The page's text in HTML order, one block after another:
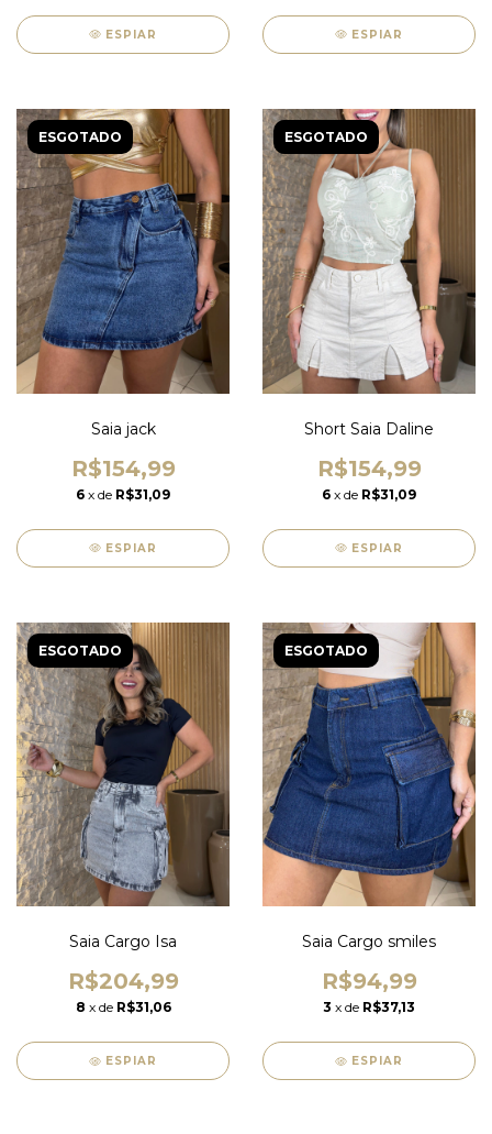
ESPIAR ESPIAR
ESGOTADO
Saia jack
R$154,99
6 x de R$31,09
ESPIAR
ESGOTADO
Short Saia Daline
R$154,99
6 x de R$31,09
ESPIAR
ESGOTADO
Saia Cargo Isa
R$204,99
8 x de R$31,06
ESPIAR
ESGOTADO
Saia Cargo smiles
R$94,99
3 x de R$37,13
ESPIAR